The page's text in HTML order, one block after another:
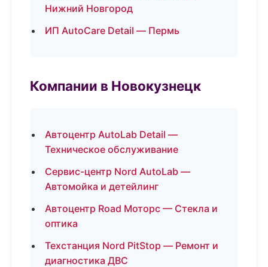
Нижний Новгород
ИП AutoCare Detail — Пермь
Компании в Новокузнецк
Автоцентр AutoLab Detail —
Техническое обслуживание
Сервис-центр Nord AutoLab —
Автомойка и детейлинг
Автоцентр Road Моторс — Стекла и
оптика
Техстанция Nord PitStop — Ремонт и
диагностика ДВС